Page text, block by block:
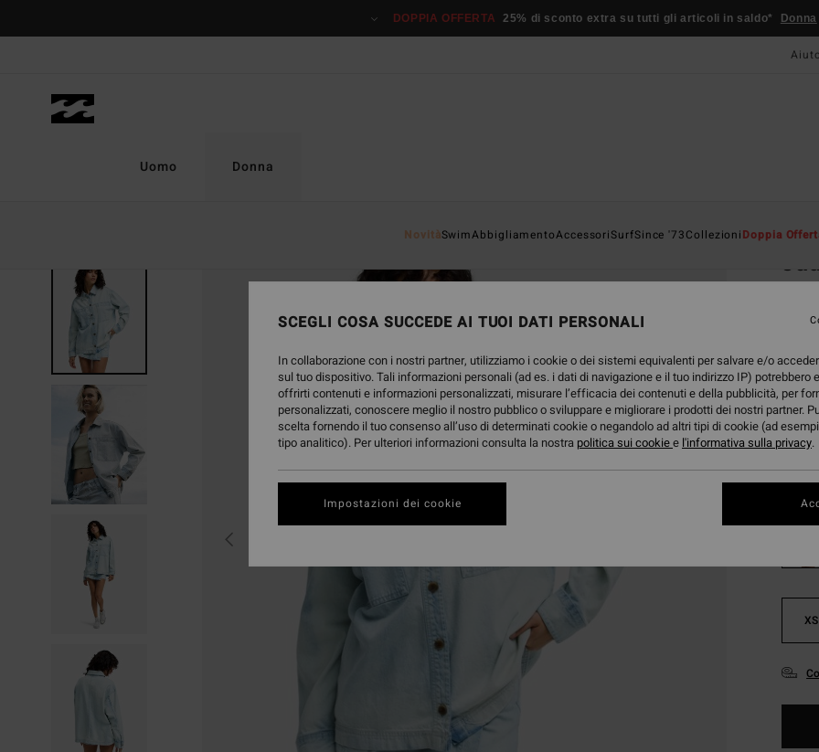
prodotto
DOPPIA OFFERTA 25% di sconto extra su tutti gli articoli in saldo* Donna
Uomo Donna
NovitàSwimAbbigliamentoAccessoriSurfSince '73CollezioniDoppia
XS
SCEGLI COSA SUCCEDE AI TUOI DATI PERSONALI
In collaborazione con i nostri partner, utilizziamo i cookie o dei sistemi equivalenti per salvare e/o
sul tuo dispositivo. Tali informazioni personali (ad es. i dati di navigazione e il tuo indirizzo IP) potrebbero
offrirti contenuti e informazioni personalizzati, misurare l’efficacia dei contenuti e della pubblicità, per
personalizzati, conoscere meglio il nostro pubblico o sviluppare e migliorare i prodotti dei nostri partner.
scelta fornendo il tuo consenso all’uso di determinati cookie o negandolo ad altri tipi di cookie (ad
tipo analitico). Per ulteriori informazioni consulta la nostra politica sui cookiee l'informativa sulla privacy.
Impostazioni dei cookie